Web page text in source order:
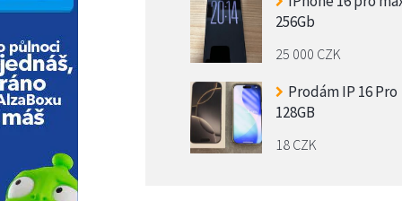
256Gb
25 000 CZK
Prodám IP 16 Pro
128GB
18 CZK